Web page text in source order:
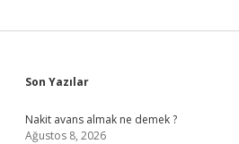
Sidebar
Son Yazılar
Nakit avans almak ne demek ?
Ağustos 8, 2026